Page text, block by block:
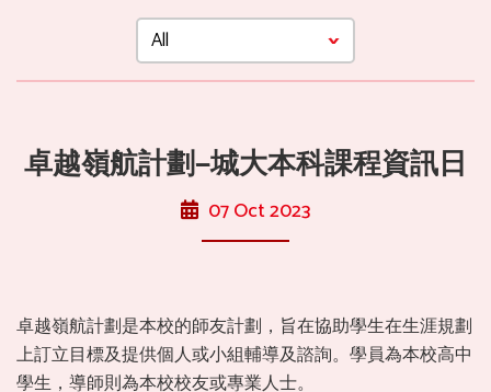
卓越嶺航計劃—城大本科課程資訊日
07 Oct 2023
卓越嶺航計劃是本校的師友計劃，旨在協助學生在生涯規劃
上訂立目標及提供個人或小組輔導及諮詢。學員為本校高中
學生，導師則為本校校友或專業人士。